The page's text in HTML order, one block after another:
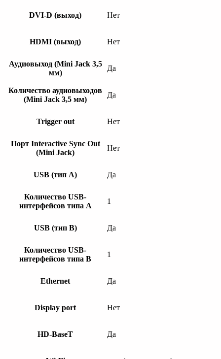
DVI-D (выход) Нет
HDMI (выход) Нет
Аудиовыход (Mini Jack 3,5
мм)
Да
Количество аудиовыходов
(Mini Jack 3,5 мм)
Да
Trigger out Нет
Порт Interactive Sync Out
(Mini Jack)
Нет
USB (тип A) Да
Количество USB-
интерфейсов типа A
1
USB (тип B) Да
Количество USB-
интерфейсов типа B
1
Ethernet Да
Display port Нет
HD-BaseT Да